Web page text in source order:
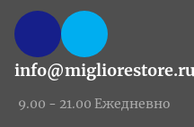
info@migliorestore.ru
9.00 - 21.00 Ежедневно